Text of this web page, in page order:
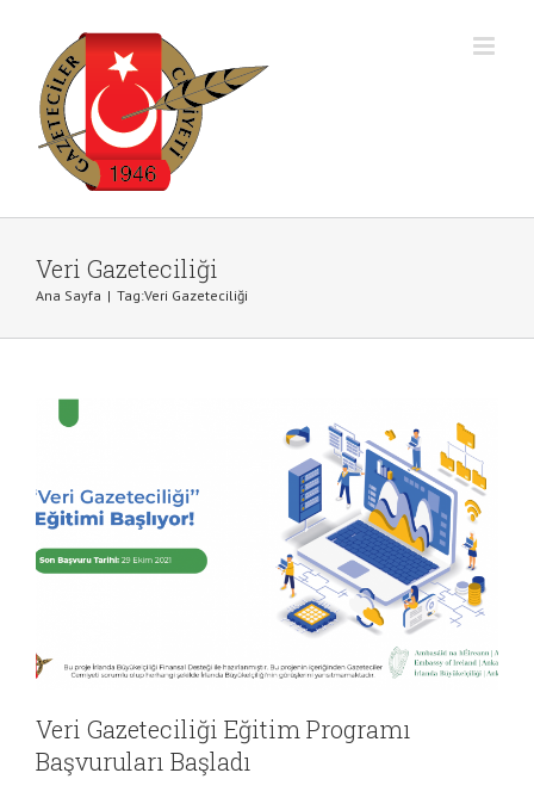
content
Veri Gazeteciliği
Ana Sayfa | Tag:Veri Gazeteciliği
Başvuruları Başladı
Veri Gazeteciliği Eğitim Programı
Başvuruları Başladı